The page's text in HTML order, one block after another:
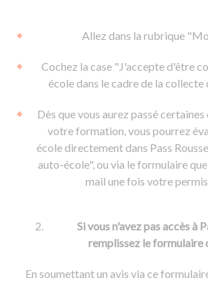
Permis remorque
Permis & handicap
d'apprentissage
De la conduite en voiture
De la conduite à moto
Voir tous les supports
Formations pro.
Permis poids lourd
Formation FCO
Formation CACES
Devenir enseignant de la
Ressources
Allez dans la rubrique
Cochez la case "J'accepte d'être
école dans le cadre de la collecte
Dès que vous aurez passé
votre formation, vous pourrez
école directement dans Pass
auto-école", ou via le formulaire
mail une fois votre
Si vous n'avez pas accès à
remplissez le formulaire
En soumettant un avis via ce